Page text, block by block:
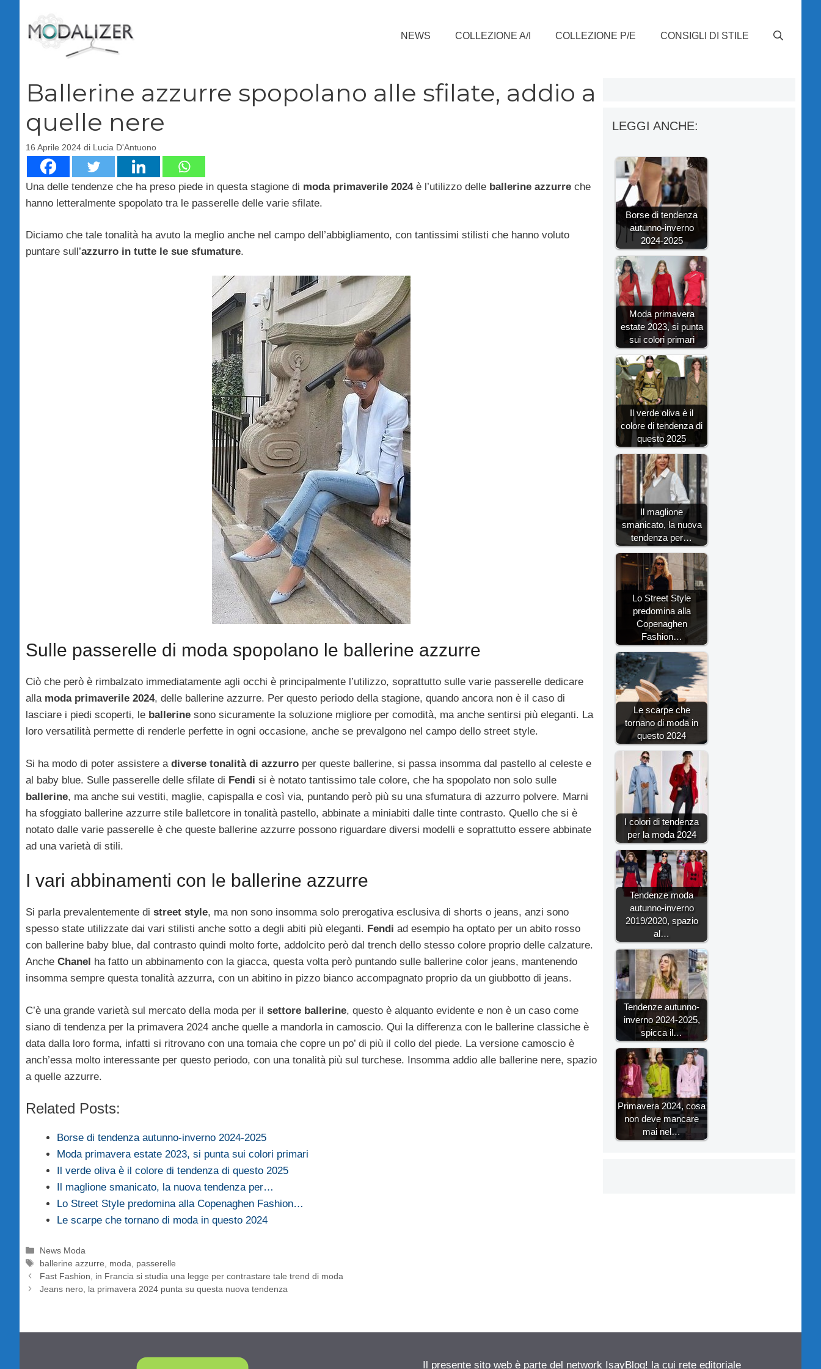
contenuto
NEWS COLLEZIONE A/I COLLEZIONE P/E CONSIGLI DI STILE
Ballerine azzurre spopolano alle sfilate, addio a
quelle nere
16 Aprile 2024 di Lucia D'Antuono
Una delle tendenze che ha preso piede in questa stagione di moda primaverile 2024è l’utilizzo delle ballerine azzurre che
hanno letteralmente spopolato tra le passerelle delle varie sfilate.
Diciamo che tale tonalità ha avuto la meglio anche nel campo dell’abbigliamento, con tantissimi stilisti che hanno voluto
puntare sull’azzurro in tutte le sue sfumature.
Sulle passerelle di moda spopolano le ballerine azzurre
Ciò che però è rimbalzato immediatamente agli occhi è principalmente l’utilizzo, soprattutto sulle varie passerelle dedicare
alla moda primaverile 2024, delle ballerine azzurre. Per questo periodo della stagione, quando ancora non è il caso di
lasciare i piedi scoperti, le ballerine sono sicuramente la soluzione migliore per comodità, ma anche sentirsi più eleganti. La
loro versatilità permette di renderle perfette in ogni occasione, anche se prevalgono nel campo dello street style.
Si ha modo di poter assistere a diverse tonalità di azzurro per queste ballerine, si passa insomma dal pastello al celeste e
al baby blue. Sulle passerelle delle sfilate di Fendi si è notato tantissimo tale colore, che ha spopolato non solo sulle
ballerine, ma anche sui vestiti, maglie, capispalla e così via, puntando però più su una sfumatura di azzurro polvere. Marni
ha sfoggiato ballerine azzurre stile balletcore in tonalità pastello, abbinate a miniabiti dalle tinte contrasto. Quello che si è
notato dalle varie passerelle è che queste ballerine azzurre possono riguardare diversi modelli e soprattutto essere abbinate
ad una varietà di stili.
I vari abbinamenti con le ballerine azzurre
Si parla prevalentemente di street style, ma non sono insomma solo prerogativa esclusiva di shorts o jeans, anzi sono
spesso state utilizzate dai vari stilisti anche sotto a degli abiti più eleganti. Fendi ad esempio ha optato per un abito rosso
con ballerine baby blue, dal contrasto quindi molto forte, addolcito però dal trench dello stesso colore proprio delle calzature.
Anche Chanel
ha fatto un abbinamento con la giacca, questa volta però puntando sulle ballerine color jeans, mantenendo
insomma sempre questa tonalità azzurra, con un abitino in pizzo bianco accompagnato proprio da un giubbotto di jeans.
C’è una grande varietà sul mercato della moda per il settore ballerine, questo è alquanto evidente e non è un caso come
siano di tendenza per la primavera 2024 anche quelle a mandorla in camoscio. Qui la differenza con le ballerine classiche è
data dalla loro forma, infatti si ritrovano con una tomaia che copre un po’ di più il collo del piede. La versione camoscio è
anch’essa molto interessante per questo periodo, con una tonalità più sul turchese. Insomma addio alle ballerine nere, spazio
a quelle azzurre.
Related Posts:
Borse di tendenza autunno-inverno 2024-2025
Moda primavera estate 2023, si punta sui colori primari
Il verde oliva è il colore di tendenza di questo 2025
Il maglione smanicato, la nuova tendenza per…
Lo Street Style predomina alla Copenaghen Fashion…
Le scarpe che tornano di moda in questo 2024
Categorie
News Moda
Tag
ballerine azzurre moda
passerelle
Fast Fashion, in Francia si studia una legge per contrastare tale trend di moda
Jeans nero, la primavera 2024 punta su questa nuova tendenza
LEGGI ANCHE:
Borse di tendenza
autunno-inverno
2024-2025
Moda primavera
estate 2023, si punta
sui colori primari
Il verde oliva è il
colore di tendenza di
questo 2025
Il maglione
smanicato, la nuova
tendenza per…
Lo Street Style
predomina alla
Copenaghen
Fashion…
Le scarpe che
tornano di moda in
questo 2024
I colori di tendenza
per la moda 2024
Tendenze moda
autunno-inverno
2019/2020, spazio
al…
Tendenze autunno-
inverno 2024-2025,
spicca il…
Primavera 2024, cosa
non deve mancare
mai nel…
Il presente sito web è parte del network IsayBlog! la cui rete editoriale